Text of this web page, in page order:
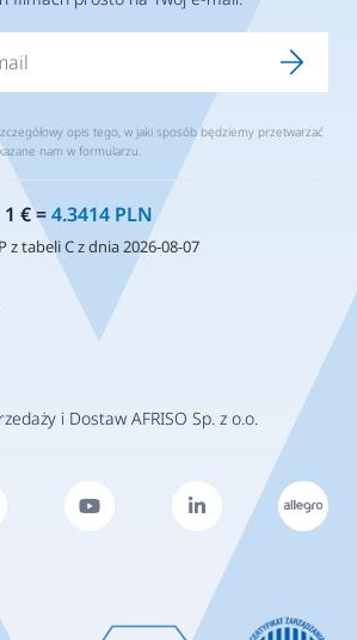
i Dostaw AFRISO Sp. z o.o.
opis tego, w jaki sposób będziemy przetwarzać
nam w formularzu.
1 € =4.3414 PLN
z tabeli C z dnia 2026-08-07